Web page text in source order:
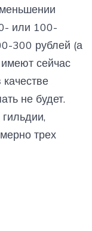
или 100-
300 рублей (а
сейчас
не будет.
трех